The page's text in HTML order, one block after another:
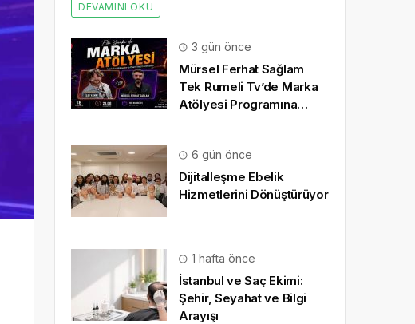
DEVAMINI OKU
3 gün önce
Mürsel Ferhat Sağlam
Tek Rumeli Tv’de Marka
Atölyesi Programına
6 gün önce
Dijitalleşme Ebelik
Hizmetlerini Dönüştürüyor
1 hafta önce
İstanbul ve Saç Ekimi:
Şehir, Seyahat ve Bilgi
Arayışı